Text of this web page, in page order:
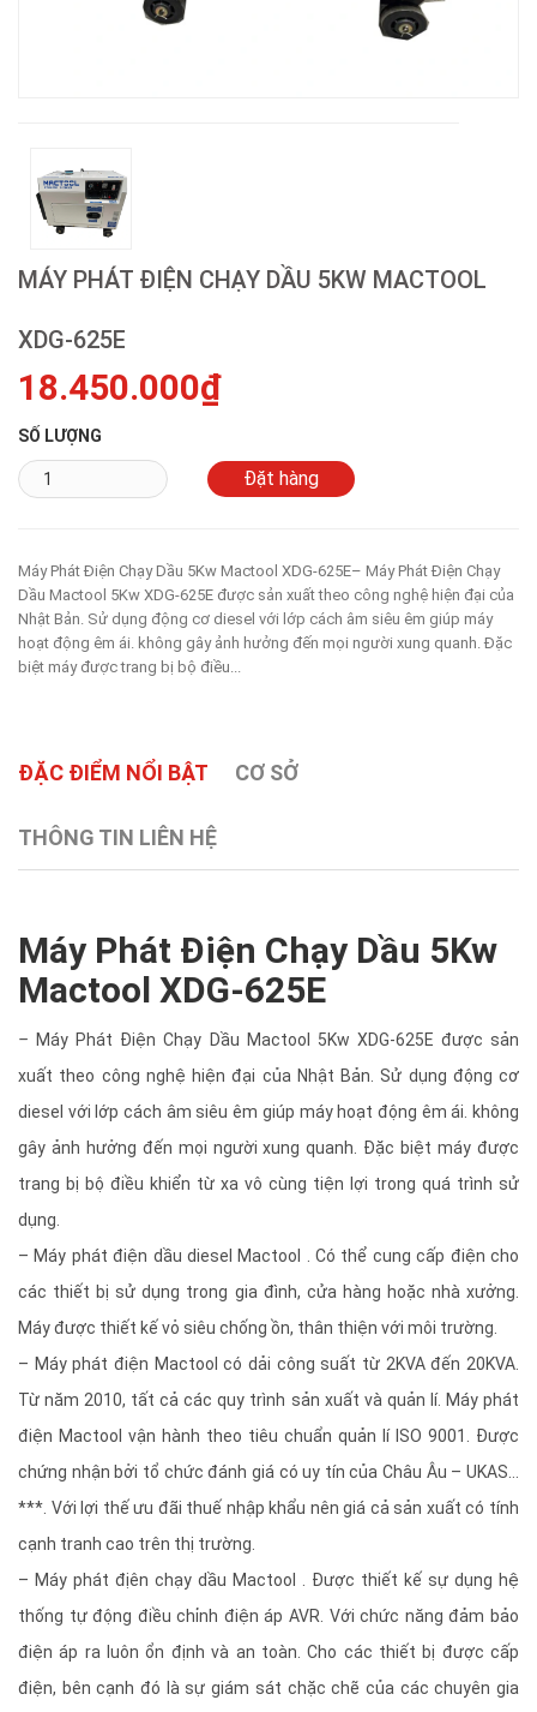
MÁY PHÁT ĐIỆN CHẠY DẦU 5KW MACTOOL
XDG-625E
18.450.000₫
SỐ LƯỢNG
Máy Phát Điện Chạy Dầu 5Kw Mactool XDG-625E– Máy Phát Điện Chạy
Dầu Mactool 5Kw XDG-625E được sản xuất theo công nghệ hiện đại của
Nhật Bản. Sử dụng động cơ diesel với lớp cách âm siêu êm giúp máy
hoạt động êm ái. không gây ảnh hưởng đến mọi người xung quanh. Đặc
biệt máy được trang bị bộ điều...
ĐẶC ĐIỂM NỔI BẬT CƠ SỞ
THÔNG TIN LIÊN HỆ
Máy Phát Điện Chạy Dầu 5Kw
Mactool XDG-625E
– Máy Phát Điện Chạy Dầu Mactool 5Kw XDG-625E được sản
xuất theo công nghệ hiện đại của Nhật Bản. Sử dụng động cơ
diesel với lớp cách âm siêu êm giúp máy hoạt động êm ái. không
gây ảnh hưởng đến mọi người xung quanh. Đặc biệt máy được
trang bị bộ điều khiển từ xa vô cùng tiện lợi trong quá trình sử
dụng.
– Máy phát điện dầu diesel Mactool . Có thể cung cấp điện cho
các thiết bị sử dụng trong gia đình, cửa hàng hoặc nhà xưởng.
Máy được thiết kế vỏ siêu chống ồn, thân thiện với môi trường.
– Máy phát điện Mactool có dải công suất từ 2KVA đến 20KVA.
Từ năm 2010, tất cả các quy trình sản xuất và quản lí. Máy phát
điện Mactool vận hành theo tiêu chuẩn quản lí ISO 9001. Được
chứng nhận bởi tổ chức đánh giá có uy tín của Châu Âu – UKAS…
***. Với lợi thế ưu đãi thuế nhập khẩu nên giá cả sản xuất có tính
cạnh tranh cao trên thị trường.
– Máy phát địên chạy dầu Mactool . Được thiết kế sự dụng hệ
thống tự động điều chỉnh điện áp AVR. Với chức năng đảm bảo
điện áp ra luôn ổn định và an toàn. Cho các thiết bị được cấp
điện, bên cạnh đó là sự giám sát chặc chẽ của các chuyên gia